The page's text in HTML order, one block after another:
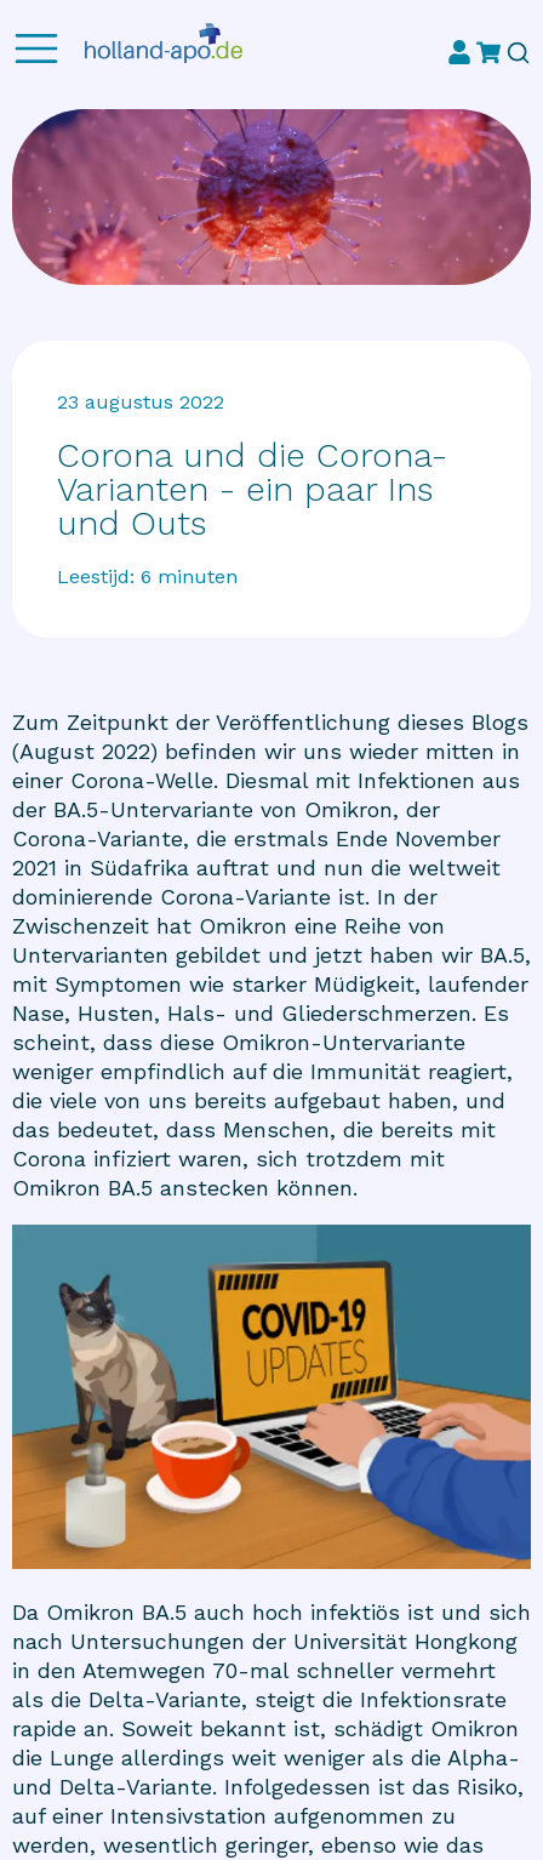
23 augustus 2022
Corona und die Corona-
Varianten - ein paar Ins
und Outs
Leestijd:6 minuten
Zum Zeitpunkt der Veröffentlichung dieses Blogs
(August 2022) befinden wir uns wieder mitten in
einer Corona-Welle. Diesmal mit Infektionen aus
der BA.5-Untervariante von Omikron, der
Corona-Variante, die erstmals Ende November
2021 in Südafrika auftrat und nun die weltweit
dominierende Corona-Variante ist. In der
Zwischenzeit hat Omikron eine Reihe von
Untervarianten gebildet und jetzt haben wir BA.5,
mit Symptomen wie starker Müdigkeit, laufender
Nase, Husten, Hals- und Gliederschmerzen. Es
scheint, dass diese Omikron-Untervariante
weniger empfindlich auf die Immunität reagiert,
die viele von uns bereits aufgebaut haben, und
das bedeutet, dass Menschen, die bereits mit
Corona infiziert waren, sich trotzdem mit
Omikron BA.5 anstecken können.
Da Omikron BA.5 auch hoch infektiös ist und sich
nach Untersuchungen der Universität Hongkong
in den Atemwegen 70-mal schneller vermehrt
als die Delta-Variante, steigt die Infektionsrate
rapide an. Soweit bekannt ist, schädigt Omikron
die Lunge allerdings weit weniger als die Alpha-
und Delta-Variante. Infolgedessen ist das Risiko,
auf einer Intensivstation aufgenommen zu
werden, wesentlich geringer, ebenso wie das